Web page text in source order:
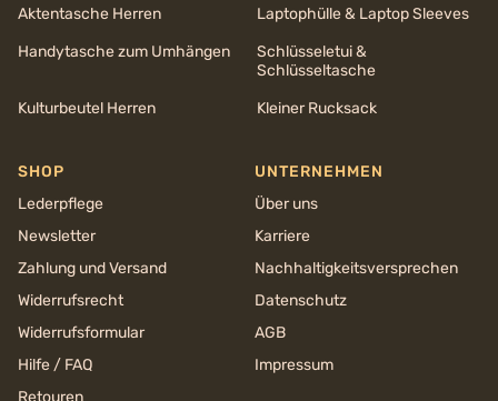
Aktentasche Herren
Laptophülle & Laptop Sleeves
Handytasche zum Umhängen
Schlüsseletui &
Schlüsseltasche
Kulturbeutel Herren
Kleiner Rucksack
SHOP
Lederpflege
Newsletter
Zahlung und Versand
Widerrufsrecht
Widerrufsformular
Hilfe / FAQ
UNTERNEHMEN
Über uns
Karriere
Nachhaltigkeits­versprechen
Datenschutz
AGB
Impressum